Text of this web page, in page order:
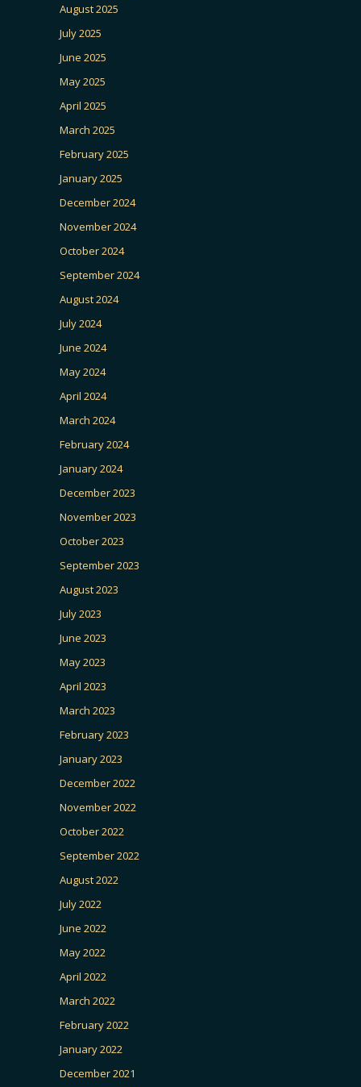
August 2025
July 2025
June 2025
May 2025
April 2025
March 2025
February 2025
January 2025
December 2024
November 2024
October 2024
September 2024
August 2024
July 2024
June 2024
May 2024
April 2024
March 2024
February 2024
January 2024
December 2023
November 2023
October 2023
September 2023
August 2023
July 2023
June 2023
May 2023
April 2023
March 2023
February 2023
January 2023
December 2022
November 2022
October 2022
September 2022
August 2022
July 2022
June 2022
May 2022
April 2022
March 2022
February 2022
January 2022
December 2021